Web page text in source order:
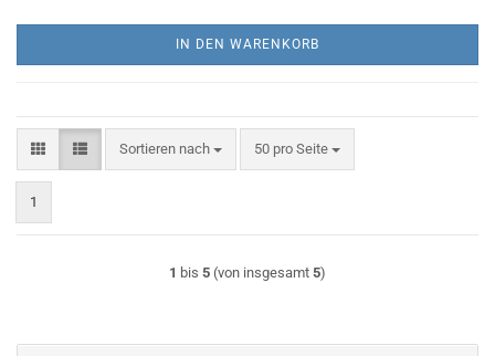
IN DEN WARENKORB
Sortieren nach
Sortieren nach 50 pro Seite
pro Seite
1
1 bis 5 (von insgesamt 5)